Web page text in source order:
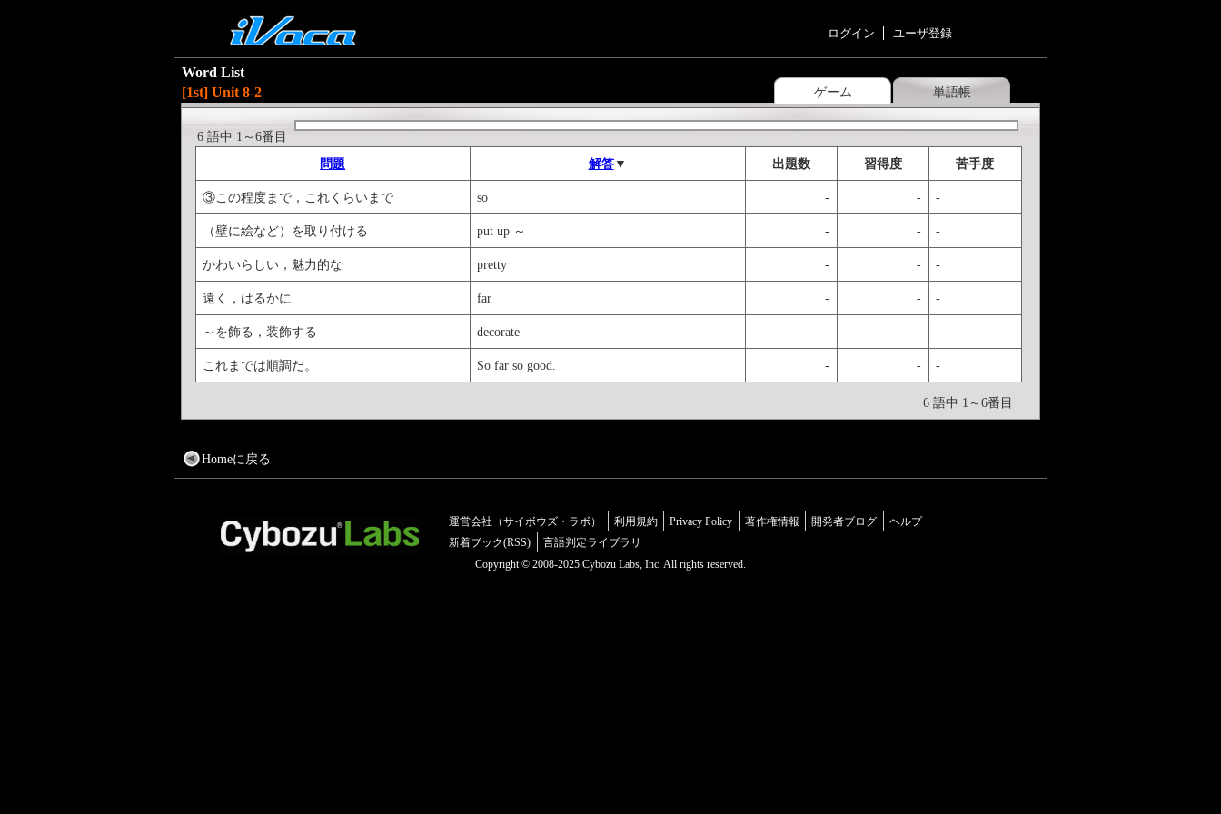
ログイン ユーザ登録
ゲーム 単語帳
Word List
[1st] Unit 8-2
6 語中 1～6番目
問題
解答▼ 出題数 習得度 苦手度
③この程度まで，これくらいまで so - - -
（壁に絵など）を取り付ける put up ～ - - -
かわいらしい，魅力的な pretty - - -
遠く，はるかに far - - -
～を飾る，装飾する decorate - - -
これまでは順調だ。 So far so good. - - -
6 語中 1～6番目
Homeに戻る
運営会社（サイボウズ・ラボ） 利用規約 Privacy Policy 著作権情報 開発者ブログ
ヘルプ
新着ブック(RSS)
言語判定ライブラリ
Copyright © 2008-2025 Cybozu Labs, Inc. All rights reserved.